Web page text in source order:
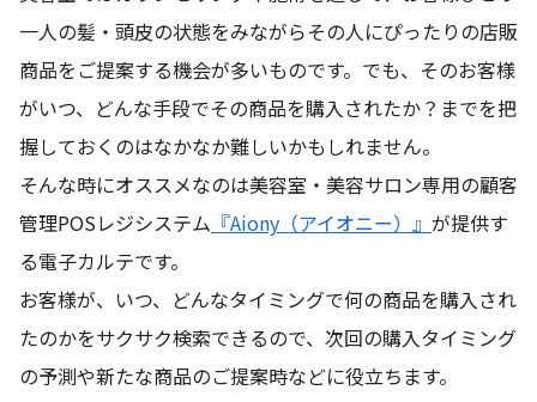
一人の髪・頭皮の状態をみながらその人にぴったりの店販
商品をご提案する機会が多いものです。でも、そのお客様
がいつ、どんな手段でその商品を購入されたか？までを把
握しておくのはなかなか難しいかもしれません。
そんな時にオススメなのは美容室・美容サロン専用の顧客
管理POSレジシステム 『Aiony（アイオニー）』 が提供す
る電子カルテです。
お客様が、いつ、どんなタイミングで何の商品を購入され
たのかをサクサク検索できるので、次回の購入タイミング
の予測や新たな商品のご提案時などに役立ちます。